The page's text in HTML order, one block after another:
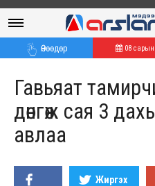
Өнөөдөр 08
Гавьяат
дөнгөж сая 3
авлаа
Жиргэх